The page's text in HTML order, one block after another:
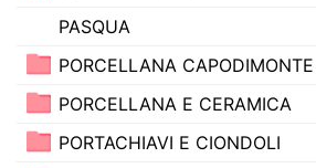
PASQUA
PORCELLANA CAPODIMONTE
PORCELLANA E CERAMICA
PORTACHIAVI E CIONDOLI